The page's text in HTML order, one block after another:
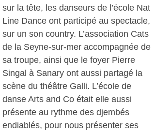
sur la tête, les danseurs de l’école Nat
Line Dance ont participé au spectacle,
sur un son country. L’association Cats
de la Seyne-sur-mer accompagnée de
sa troupe, ainsi que le foyer Pierre
Singal à Sanary ont aussi partagé la
scène du théâtre Galli. L’école de
danse Arts and Co était elle aussi
présente au rythme des djembés
endiablés, pour nous présenter ses